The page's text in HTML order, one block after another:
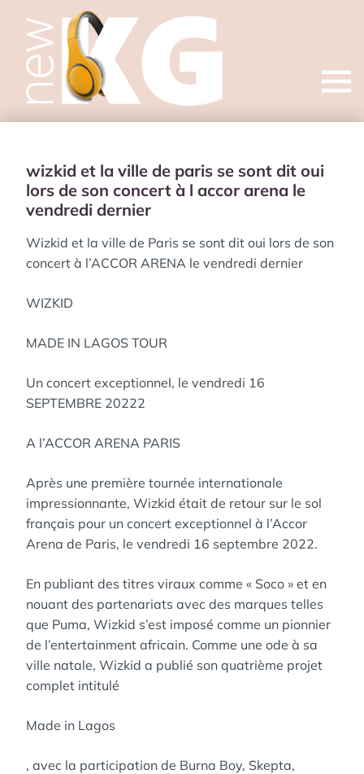
Open
wizkid et la ville de paris se sont dit oui
lors de son concert à l accor arena le
vendredi dernier
Wizkid et la ville de Paris se sont dit oui lors de son
concert à l’ACCOR ARENA le vendredi dernier
WIZKID
MADE IN LAGOS TOUR
Un concert exceptionnel, le vendredi 16
SEPTEMBRE 20222
A l’ACCOR ARENA PARIS
Après une première tournée internationale
impressionnante, Wizkid était de retour sur le sol
français pour un concert exceptionnel à l’Accor
Arena de Paris, le vendredi 16 septembre 2022.
En publiant des titres viraux comme « Soco » et en
nouant des partenariats avec des marques telles
que Puma, Wizkid s’est imposé comme un pionnier
de l’entertainment africain. Comme une ode à sa
ville natale, Wizkid a publié son quatrième projet
complet intitulé
Made in Lagos
, avec la participation de Burna Boy, Skepta,